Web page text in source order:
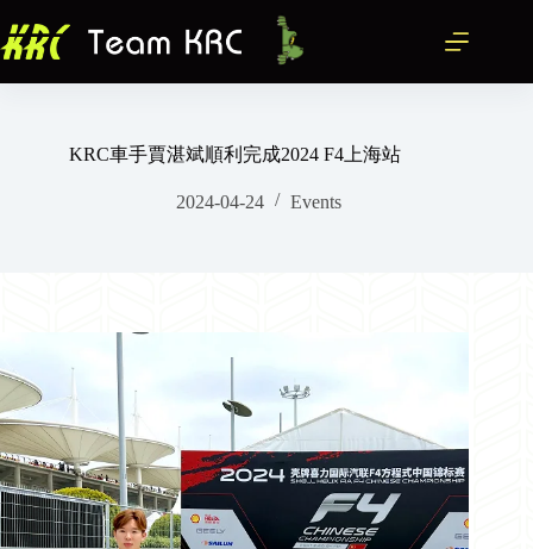
至
主
要
KRC車手賈湛斌順利完成2024 F4上海站
2024-04-24 Events